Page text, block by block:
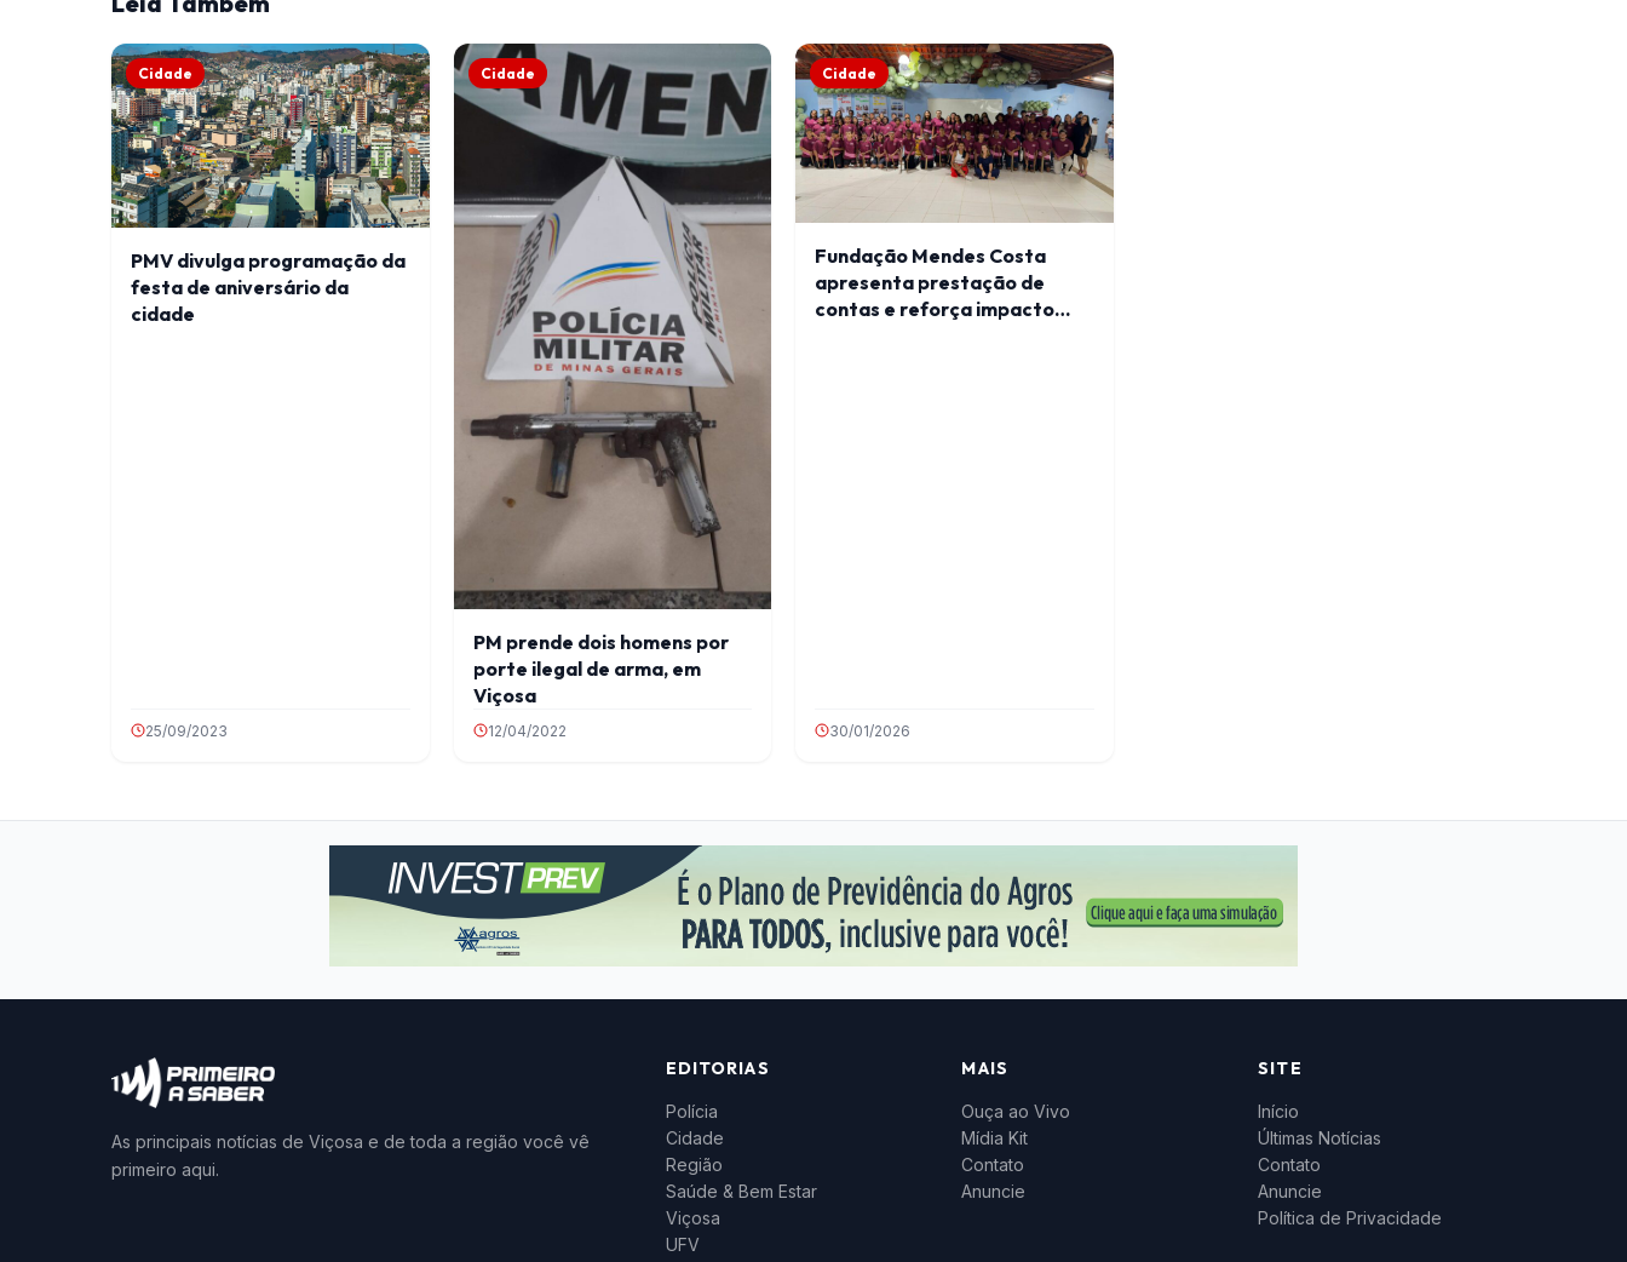
Cidade
PMV divulga programação da
festa de aniversário da
cidade
25/09/2023
Cidade
PM prende dois homens por
porte ilegal de arma, em
Viçosa
12/04/2022
Cidade
Fundação Mendes Costa
apresenta prestação de
contas e reforça impacto
30/01/2026
As principais notícias de Viçosa e de toda a região você vê
primeiro aqui.
EDITORIAS
Polícia
Cidade
Região
Saúde & Bem Estar
Viçosa
UFV
MAIS
Ouça ao Vivo
Mídia Kit
Contato
Anuncie
SITE
Início
Últimas Notícias
Contato
Anuncie
Política de Privacidade